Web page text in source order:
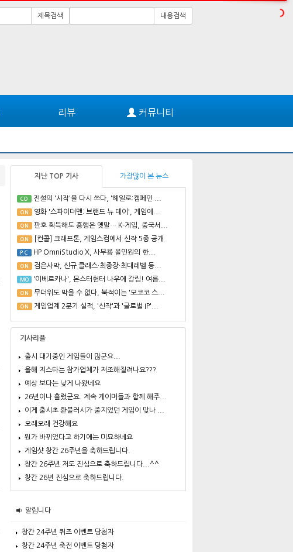
제목검색 내용검색
리뷰 커뮤니티
지난 TOP 기사 가장많이 본 뉴스
CO 전설의 '시작'을 다시 쓰다, '헤일로:캠페인 ...
ON 영화 '스파이더맨: 브랜드 뉴 데이', 게임에...
ON 판호 획득해도 흥행은 옛말… K-게임, 중국서...
ON [컨콜] 크래프톤, 게임스컴에서 신작 5종 공개
PC HP OmniStudio X, 사무용 올인원의 한...
ON 검은사막, 신규 클래스·최종장·최대레벨 등...
MO '이베르카나', 몬스터헌터 나우에 강림! 여름...
ON 무더위도 막을 수 없다, 북적이는 '모코코 스...
ON 게임업계 2분기 실적, '신작'과 '글로벌 IP'...
기사리플
출시 대기중인 게임들이 많군요...
올해 지스타는 참가업체가 저조해질려나요???
예상 보다는 낮게 나왔네요
26년이나 흘렀군요. 계속 게이머들과 함께 해주...
이게 출시초 환불러시가 줄지었던 게임이 맞나 ...
오래오래 건강해요
뭔가 바뀌었다고 하기에는 미묘하네요
게임샷 창간 26주년을 축하드립니다.
창간 26주년 저도 진심으로 축하드립니다...^^
창간 26년 진심으로 축하드립니다.
알립니다
창간 24주년 퀴즈 이벤트 당첨자
창간 24주년 축전 이벤트 당첨자